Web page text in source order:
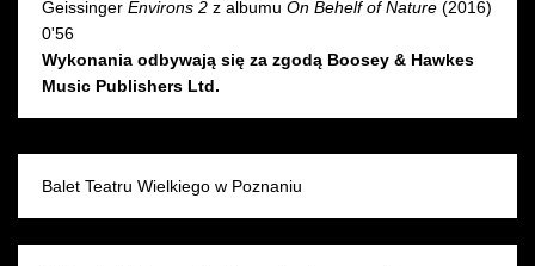
Geissinger Environs 2 z albumu On Behelf of Nature (2016)
0'56
Wykonania odbywają się za zgodą Boosey & Hawkes
Music Publishers Ltd.
Balet Teatru Wielkiego w Poznaniu